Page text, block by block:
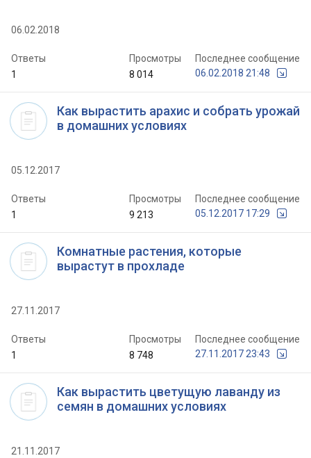
06.02.2018
Ответы
1
Просмотры
8 014
Последнее сообщение
06.02.2018 21:48
Как вырастить арахис и собрать урожай
в домашних условиях
05.12.2017
Ответы
1
Просмотры
9 213
Последнее сообщение
05.12.2017 17:29
Комнатные растения, которые
вырастут в прохладе
27.11.2017
Ответы
1
Просмотры
8 748
Последнее сообщение
27.11.2017 23:43
Как вырастить цветущую лаванду из
семян в домашних условиях
21.11.2017